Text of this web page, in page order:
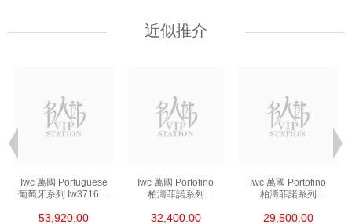
近似推介
Iwc 萬國 Portuguese
葡萄牙系列 Iw371605
53,920.00
Iwc 萬國 Portofino
柏濤菲諾系列
32,400.00
Iwc 萬國 Portofino
柏濤菲諾系列
29,500.00